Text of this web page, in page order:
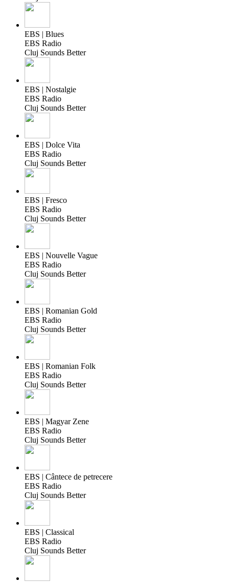
EBS | Blues
EBS Radio
Cluj Sounds Better
EBS | Nostalgie
EBS Radio
Cluj Sounds Better
EBS | Dolce Vita
EBS Radio
Cluj Sounds Better
EBS | Fresco
EBS Radio
Cluj Sounds Better
EBS | Nouvelle Vague
EBS Radio
Cluj Sounds Better
EBS | Romanian Gold
EBS Radio
Cluj Sounds Better
EBS | Romanian Folk
EBS Radio
Cluj Sounds Better
EBS | Magyar Zene
EBS Radio
Cluj Sounds Better
EBS | Cântece de petrecere
EBS Radio
Cluj Sounds Better
EBS | Classical
EBS Radio
Cluj Sounds Better